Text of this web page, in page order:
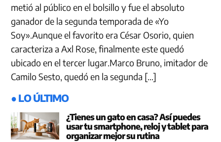
metió al público en el bolsillo y fue el absoluto
ganador de la segunda temporada de «Yo
Soy».Aunque el favorito era César Osorio, quien
caracteriza a Axl Rose, finalmente este quedó
ubicado en el tercer lugar.Marco Bruno, imitador de
Camilo Sesto, quedó en la segunda […]
● LO ÚLTIMO
¿Tienes un gato en casa? Así puedes
usar tu smartphone, reloj y tablet para
organizar mejor su rutina